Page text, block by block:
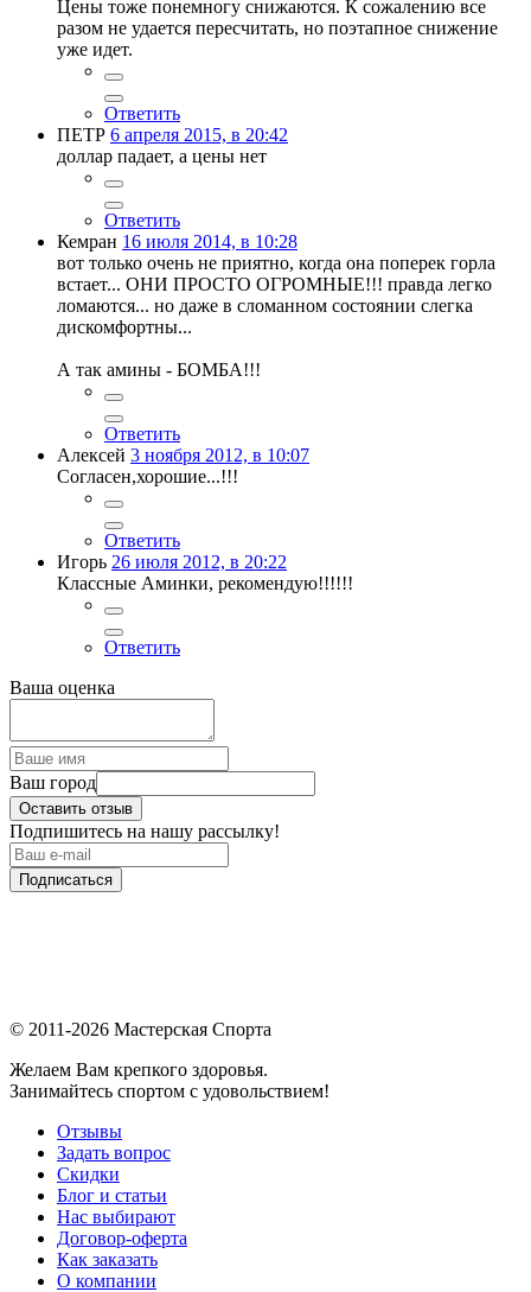
Цены тоже понемногу снижаются. К сожалению все
разом не удается пересчитать, но поэтапное снижение
уже идет.
Ответить
ПЕТР 6 апреля 2015, в 20:42
доллар падает, а цены нет
Ответить
Кемран 16 июля 2014, в 10:28
вот только очень не приятно, когда она поперек горла
встает... ОНИ ПРОСТО ОГРОМНЫЕ!!! правда легко
ломаются... но даже в сломанном состоянии слегка
дискомфортны...
А так амины - БОМБА!!!
Ответить
Алексей 3 ноября 2012, в 10:07
Согласен,хорошие...!!!
Ответить
Игорь 26 июля 2012, в 20:22
Классные Аминки, рекомендую!!!!!!
Ответить
Ваша оценка
Ваш город
Оставить отзыв
Подпишитесь на нашу рассылку!
Подписаться
© 2011-2026 Мастерская Спорта
Желаем Вам крепкого здоровья.
Занимайтесь спортом с удовольствием!
Отзывы
Задать вопрос
Скидки
Блог и статьи
Нас выбирают
Договор-оферта
Как заказать
О компании